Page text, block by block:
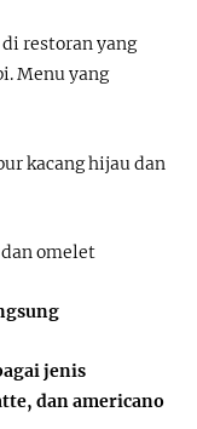
restoran yang
Menu yang
kacang hijau dan
omelet
jenis
dan americano